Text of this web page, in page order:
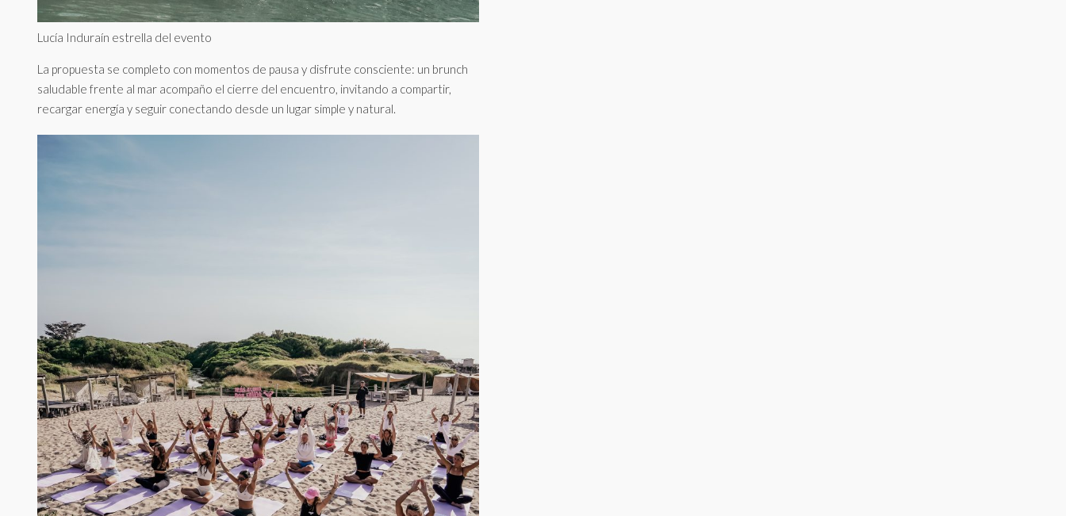
Lucía Induraín estrella del evento
La propuesta se completo con momentos de pausa y disfrute consciente: un brunch
saludable frente al mar acompaño el cierre del encuentro, invitando a compartir,
recargar energía y seguir conectando desde un lugar simple y natural.